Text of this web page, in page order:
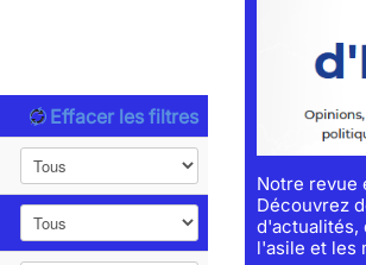
Effacer les filtres
Notre revue
Découvrez
d'actualités,
l'asile et les